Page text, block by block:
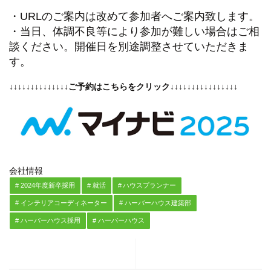
・URLのご案内は改めて参加者へご案内致します。
・当日、体調不良等により参加が難しい場合はご相
談ください。開催日を別途調整させていただきま
す。
↓↓↓↓↓↓↓↓↓↓↓↓↓↓ご予約はこちらをクリック↓↓↓↓↓↓↓↓↓↓↓↓↓↓↓↓
会社情報
2024年度新卒採用 就活 ハウスプランナー
インテリアコーディネーター ハーバーハウス建築部
ハーバーハウス採用 ハーバーハウス